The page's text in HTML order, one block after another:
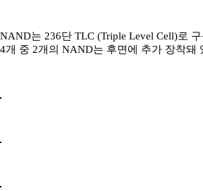
NAND는 236단 TLC (Triple Level Cell)로
4개 중 2개의 NAND는 후면에 추가 장착돼